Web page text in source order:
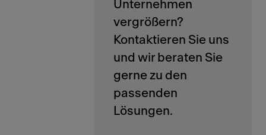
Unternehmen
vergrößern?
Kontaktieren Sie uns
und wir beraten Sie
gerne zu den
passenden